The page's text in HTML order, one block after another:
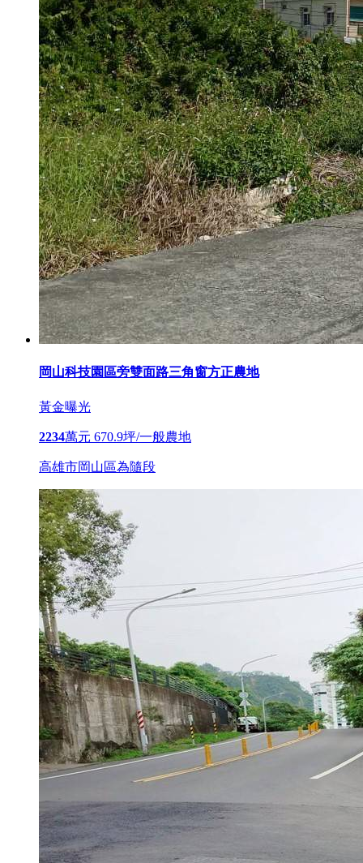
岡山科技園區旁雙面路三角窗方正農地
黃金曝光
2234萬元 670.9坪/一般農地
高雄市岡山區為隨段